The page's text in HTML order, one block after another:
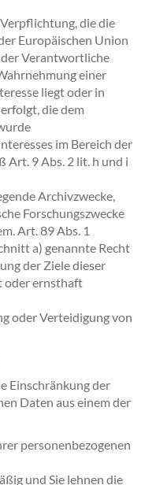
die die
Europäischen Union
Verantwortliche
einer
liegt oder in
die dem
im Bereich der
Art. 9 Abs. 2 lit. h und i
Archivzwecke,
Forschungszwecke
Art. 89 Abs. 1
a) genannte Recht
der Ziele dieser
oder ernsthaft
oder Verteidigung von
Einschränkung der
Daten aus einem der
personenbezogenen
und Sie lehnen die